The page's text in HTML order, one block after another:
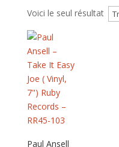
Voici le seul résultat
Paul Ansell